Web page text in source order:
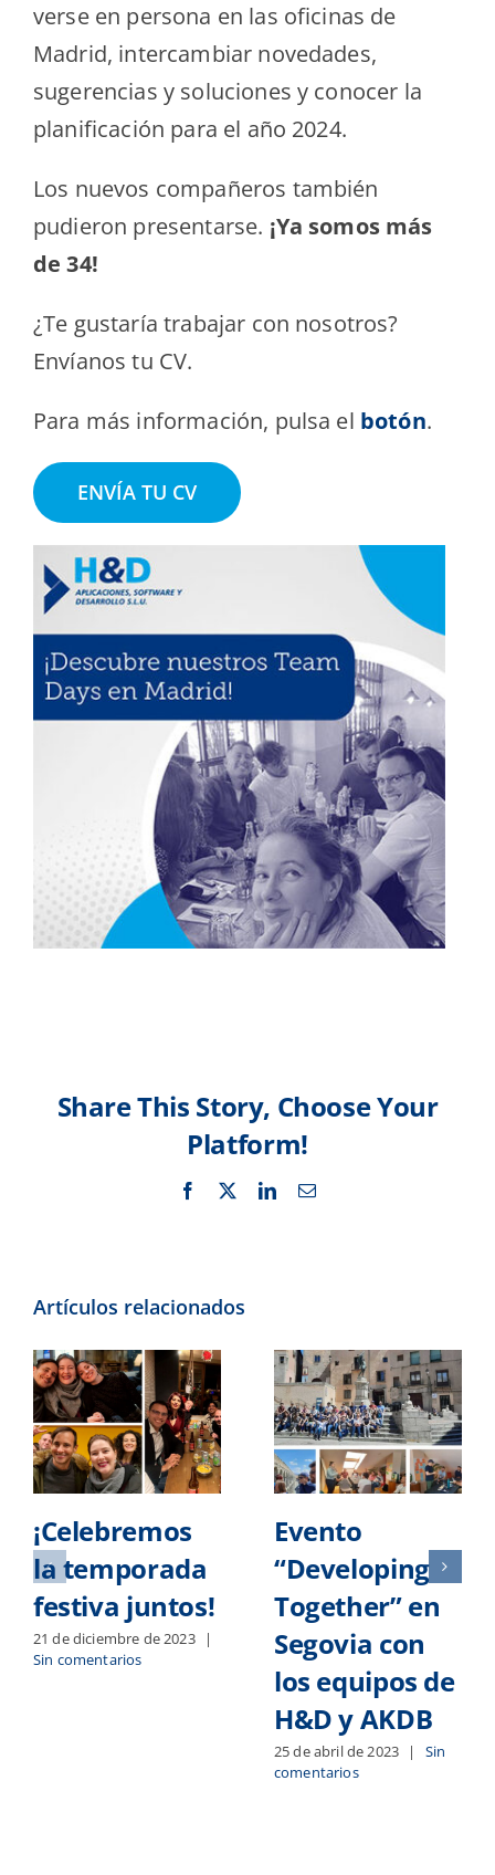
verse en persona en las oficinas de
Madrid, intercambiar novedades,
sugerencias y soluciones y conocer la
planificación para el año 2024.
Los nuevos compañeros también
pudieron presentarse. ¡Ya somos más
de 34!
¿Te gustaría trabajar con nosotros?
Envíanos tu CV.
Para más información, pulsa el botón.
ENVÍA TU CV
Share This Story, Choose Your
Platform!
Facebook LinkedInCorreo
Artículos relacionados
¡Celebremos
la temporada
festiva juntos!
21 de diciembre de 2023
|
Sin comentarios
Evento
“Developing
Together” en
Segovia con
los equipos de
H&DyAKDB
25 de abril de 2023 |
Sin
comentarios